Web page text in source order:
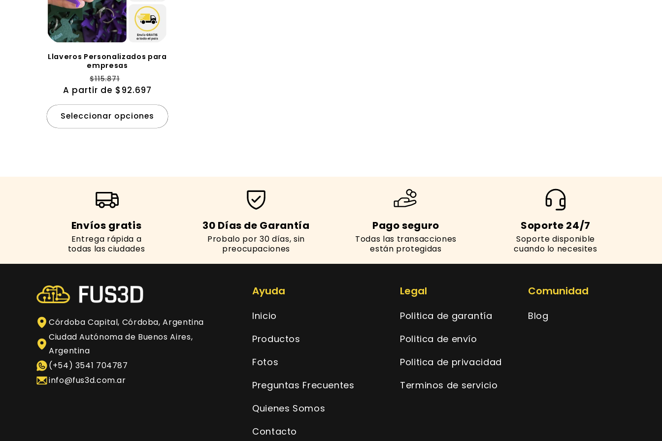
i
ó
:
Llaveros Personalizados para
empresas
Precio
habitual
$115.871
de
oferta
A partir de $92.697
Seleccionar opciones
Envíos gratis
Entrega rápida a
todas las ciudades
30 Días de Garantía
Probalo por 30 días, sin
preocupaciones
Pago seguro
Todas las transacciones
están protegidas
Soporte 24/7
Soporte disponible
cuando lo necesites
Córdoba Capital, Córdoba, Argentina
Ciudad Autónoma de Buenos Aires,
Argentina
(+54) 3541 704787
info@fus3d.com.ar
Ayuda
Inicio
Productos
Fotos
Preguntas Frecuentes
Quienes Somos
Contacto
Legal
Politica de garantía
Politica de envío
Politica de privacidad
Terminos de servicio
Comunidad
Blog